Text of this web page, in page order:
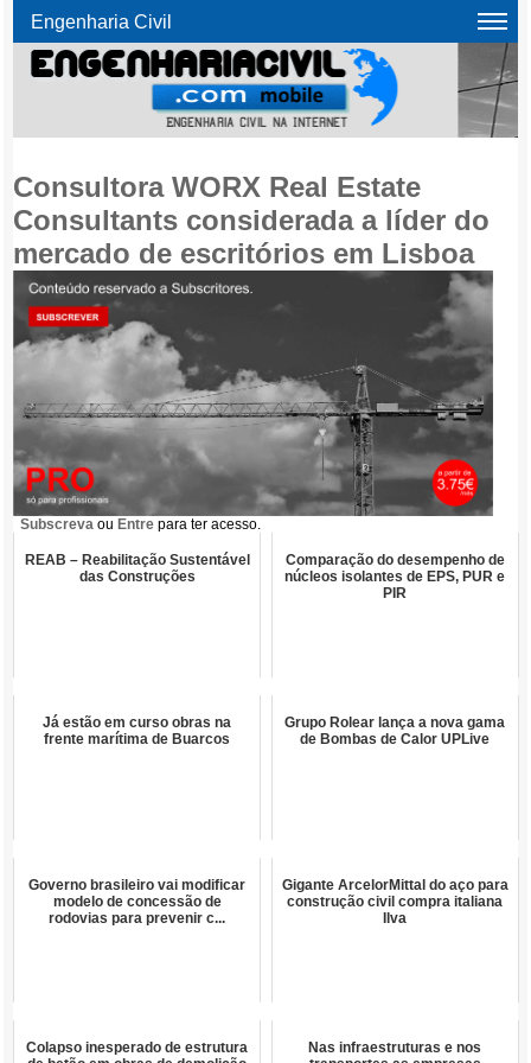
Engenharia Civil
Consultora WORX Real Estate
Consultants considerada a líder do
mercado de escritórios em Lisboa
Subscreva ou Entre para ter acesso.
REAB – Reabilitação Sustentável
das Construções
Comparação do desempenho de
núcleos isolantes de EPS, PUR e
PIR
Já estão em curso obras na
frente marítima de Buarcos
Grupo Rolear lança a nova gama
de Bombas de Calor UPLive
Governo brasileiro vai modificar
modelo de concessão de
rodovias para prevenir c...
Gigante ArcelorMittal do aço para
construção civil compra italiana
Ilva
Colapso inesperado de estrutura
Nas infraestruturas e nos